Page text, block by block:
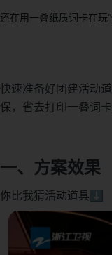
还在用一叠纸质词卡在玩
快速准备好团建活动
保，省去打印一叠词卡
一、方案效果
你比我猜活动道具⬇️